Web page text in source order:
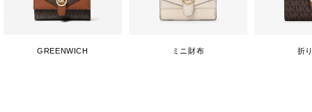
GREENWICH ミニ財布 折